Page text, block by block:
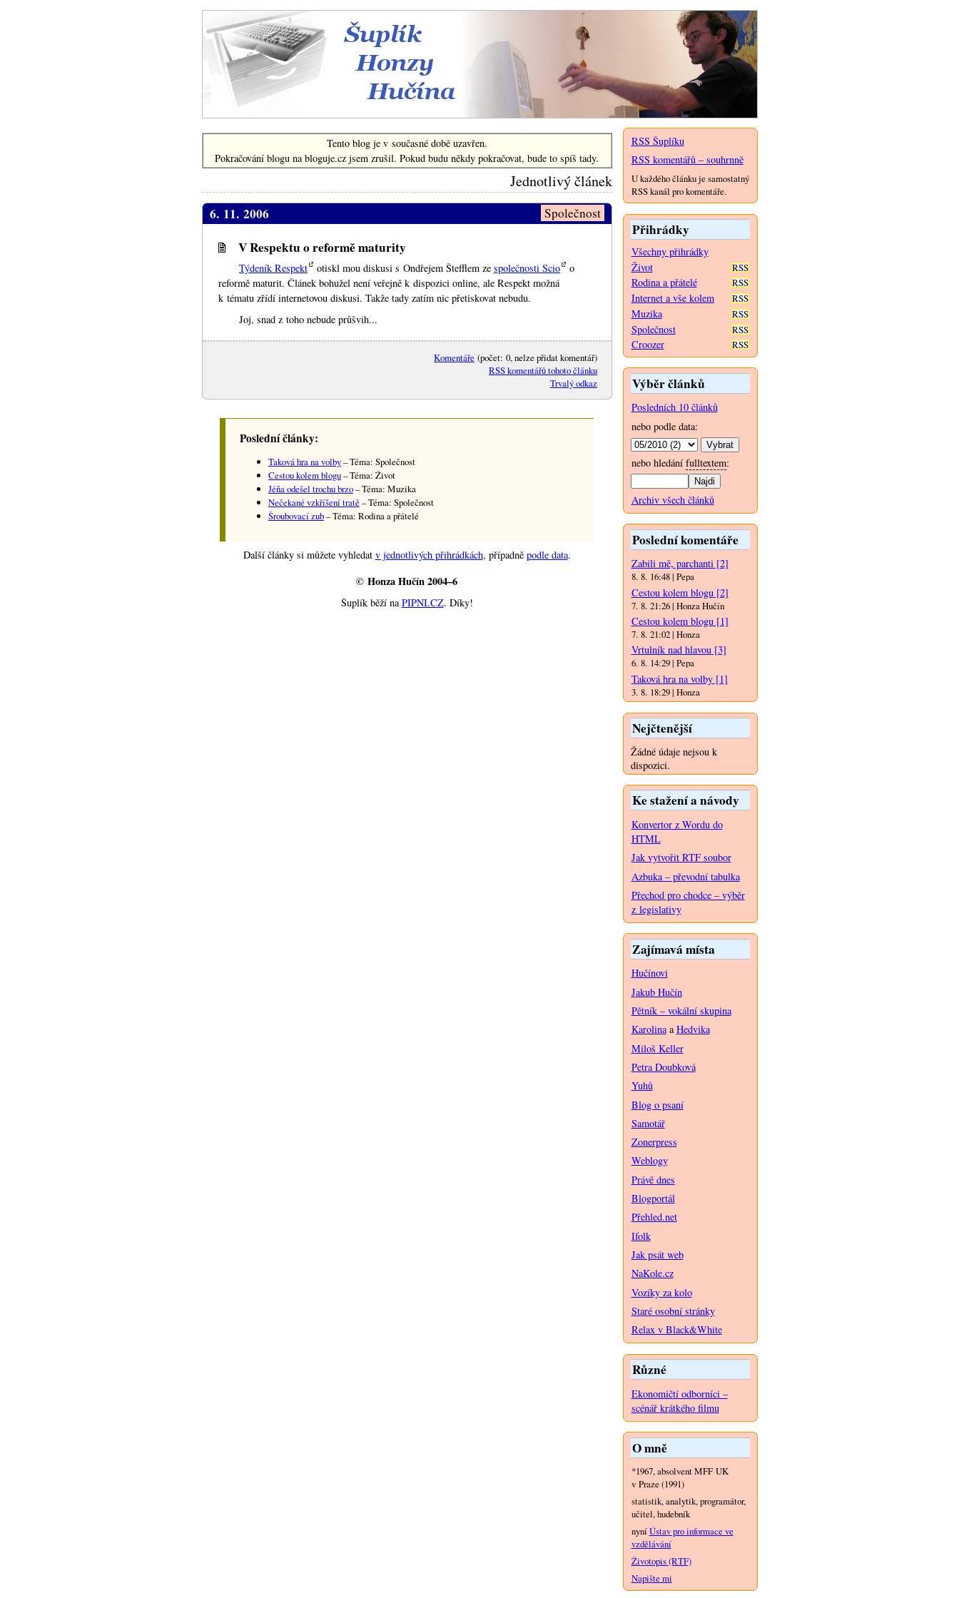
Šuplík Honzy Hučína
Tento blog je v současné době uzavřen.
Pokračování blogu na bloguje.cz jsem zrušil. Pokud budu někdy pokračovat, bude to spíš tady.
Jednotlivý článek
Společnost
6. 11. 2006
V Respektu o reformě maturity
Týdeník Respekt otiskl mou diskusi s Ondřejem Štefflem ze společnosti Scio
o
reformě maturit. Článek bohužel není veřejně k dispozici online, ale Respekt možná
k tématu zřídí internetovou diskusi. Takže tady zatím nic přetiskovat nebudu.
Joj, snad z toho nebude průšvih...
Komentáře (počet: 0, nelze přidat komentář)
RSS komentářů tohoto článku
Trvalý odkaz
Poslední články:
Taková hra na volby– Téma: Společnost
Cestou kolem blogu– Téma: Život
Jéňa odešel trochu brzo– Téma: Muzika
Nečekané vzkříšení tratě– Téma: Společnost
Šroubovací zub– Téma: Rodina a přátelé
Další články si můžete vyhledat v jednotlivých přihrádkách, případně podle data.
© Honza Hučín 2004–6
Šuplík běží naPIPNI.CZ. Díky!
RSS Šuplíku
RSS komentářů – souhrnně
U každého článku je samostatný
RSS kanál pro komentáře.
Přihrádky
Všechny přihrádky
RSS
Život
RSS
Rodina a přátelé
RSS
Internet a vše kolem
RSS
Muzika
RSS
Společnost
RSS
Croozer
Výběr článků
Posledních 10 článků
nebo podle data:
nebo hledání fulltextem:
Archiv všech článků
Poslední komentáře
Zabili mě, parchanti[2]
8. 8. 16:48 | Pepa
Cestou kolem blogu[2]
7. 8. 21:26 | Honza Hučín
Cestou kolem blogu[1]
7. 8. 21:02 | Honza
Vrtulník nad hlavou[3]
6. 8. 14:29 | Pepa
Taková hra na volby[1]
3. 8. 18:29 | Honza
Nejčtenější
Žádné údaje nejsou k
dispozici.
Ke stažení a návody
Konvertor z Wordu do
HTML
Jak vytvořit RTF soubor
Azbuka – převodní tabulka
Přechod pro chodce – výběr
z legislativy
Zajímavá místa
Hučínovi
Jakub Hučín
Pětník – vokální skupina
KarolinaaHedvika
Miloš Keller
Petra Doubková
Yuhů
Blog o psaní
Samotář
Zonerpress
Weblogy
Právě dnes
Blogportál
Přehled.net
Ifolk
Jak psát web
NaKole.cz
Vozíky za kolo
Staré osobní stránky
Relax v Black&White
Různé
Ekonomičtí odborníci –
scénář krátkého filmu
O mně
*1967, absolvent MFF UK
v Praze (1991)
statistik, analytik, programátor,
učitel, hudebník
nyníÚstav pro informace ve
vzdělávání
Životopis (RTF)
Napište mi